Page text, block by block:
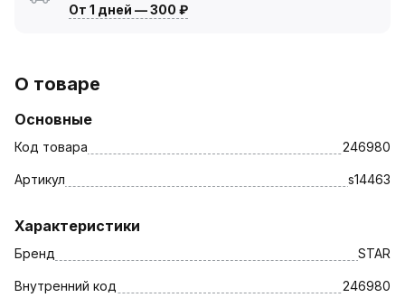
От 1 дней —300 ₽
О товаре
Основные
Код товара 246980
Артикул s14463
Характеристики
Бренд STAR
Внутренний код 246980